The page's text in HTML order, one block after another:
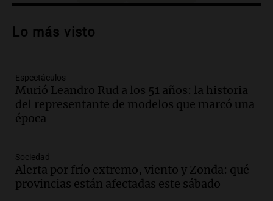
Audio.Casabindo se prepara para una
tradicional Toreo de la Vincha
Audio.
"Tres hombres se lo llevaron para
hacerle preguntas y nunca regresó"
Una mañana para todos
Audio.
metros del río Suquía y retiraron hasta
800 kilos de basura por jornada
Lo más visto
Espectáculos
Murió Leandro Rud a los 51 años: la historia
del representante de modelos que marcó una
época
Sociedad
Alerta por frío extremo, viento y Zonda: qué
provincias están afectadas este sábado